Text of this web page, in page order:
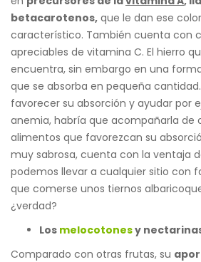
betacarotenos, que le dan ese
característico. También cuenta con
apreciables de vitamina C. El hierro
encuentra, sin embargo en una
que se absorba en pequeña
favorecer su absorción y ayudar por
anemia, habría que acompañarla de
alimentos que favorezcan su
muy sabrosa, cuenta con la ventaja
podemos llevar a cualquier sitio con
que comerse unos tiernos
¿verdad?
Los melocotonesy
Comparado con otras frutas, su